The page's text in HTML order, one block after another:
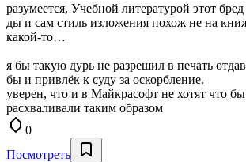
разумеется, Учебной литературой этот
ды и сам стиль изложения похож не на
какой-то…
я бы такую дурь не разрешил в печать
бы и привлёк к суду за оскорбление.
уверен, что и в Майкрасофт не хотят что бы
расхваливали таким образом
0
Посмотреть